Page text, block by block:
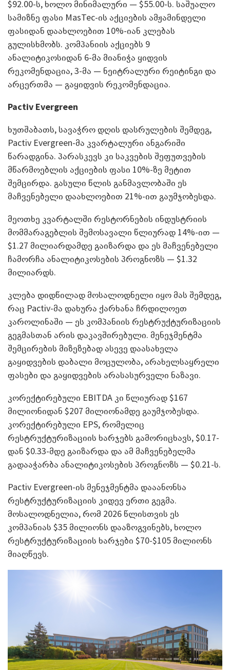
$92.00-ს, ხოლო მინიმალური — $55.00-ს. საშუალო
სამიზნე ფასი MasTec-ის აქციების ამჟამინდელი
ფასიდან დაახლოებით 10%-იან კლებას
გულისხმობს. კომპანიის აქციებს 9
ანალიტიკოსიდან 6-მა მიანიჭა ყიდვის
რეკომენდაცია, 3-მა — ნეიტრალური რეიტინგი და
არცერთმა — გაყიდვის რეკომენდაცია.
Pactiv Evergreen
ხუთშაბათს, სავაჭრო დღის დასრულების შემდეგ,
Pactiv Evergreen-მა კვარტალური ანგარიში
წარადგინა. პარასკევს კი საკვების შეფუთვების
მწარმოებლის აქციების ფასი 10%-ზე მეტით
შემცირდა. გასული წლის განმავლობაში ეს
მაჩვენებელი დაახლოებით 21%-ით გაუმჯობესდა.
მეოთხე კვარტალში რესტორნების ინდუსტრიის
მომმარაგებლის შემოსავალი წლიურად 14%-ით —
$1.27 მილიარდამდე გაიზარდა და ეს მაჩვენებელი
ჩამორჩა ანალიტიკოსების პროგნოზს — $1.32
მილიარდს.
კლება დიდწილად მოსალოდნელი იყო მას შემდეგ,
რაც Pactiv-მა დახურა ქარხანა ჩრდილოეთ
კაროლინაში — ეს კომპანიის რესტრუქტურიზაციის
გეგმასთან არის დაკავშირებული. მენეჯმენტმა
შემცირების მიზეზებად ასევე დაასახელა
გაყიდვების დაბალი მოცულობა, არახელსაყრელი
ფასები და გაყიდვების არასასურველი ნაზავი.
კორექტირებული EBITDA კი წლიურად $167
მილიონიდან $207 მილიონამდე გაუმჯობესდა.
კორექტირებული EPS, რომელიც
რესტრუქტურიზაციის ხარჯებს გამორიცხავს, $0.17-
დან $0.33-მდე გაიზარდა და ამ მაჩვენებელმა
გადააჭარბა ანალიტიკოსების პროგნოზს — $0.21-ს.
Pactiv Evergreen-ის მენეჯმენტმა დააანონსა
რესტრუქტურიზაციის კიდევ ერთი გეგმა.
მოსალოდნელია, რომ 2026 წლისთვის ეს
კომპანიას $35 მილიონს დააზოგვინებს, ხოლო
რესტრუქტურიზაციის ხარჯები $70-$105 მილიონს
მიაღწევს.